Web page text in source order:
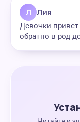
Л Лия
Девочки
обратно в род